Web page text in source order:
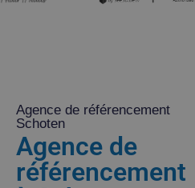
Agence de référencement
Schoten
Agence de
référencement